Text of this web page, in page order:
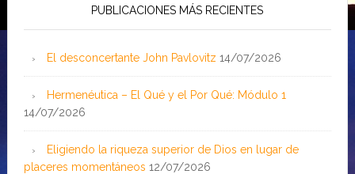
PUBLICACIONES MÁS RECIENTES
El desconcertante John Pavlovitz 14/07/2026
Hermenéutica – El Qué y el Por Qué: Módulo 1
14/07/2026
Eligiendo la riqueza superior de Dios en lugar de
placeres momentáneos 12/07/2026